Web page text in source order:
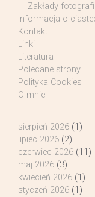
Zakłady
Informacja o
Kontakt
Linki
Literatura
Polecane strony
Polityka Cookies
O mnie
sierpień 2026 (1)
lipiec 2026 (2)
czerwiec 2026 (11)
maj 2026 (3)
kwiecień 2026 (1)
styczeń 2026 (1)